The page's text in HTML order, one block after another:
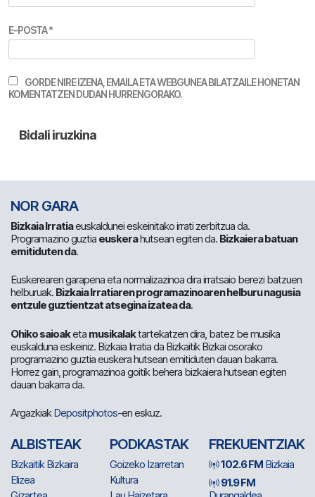
E-POSTA*
GORDE NIRE IZENA, EMAILA ETA WEBGUNEA BILATZAILE HONETAN
KOMENTATZEN DUDAN HURRENGORAKO.
NOR GARA
Bizkaia Irratiaeuskaldunei eskeinitako irrati zerbitzua da.
Programazino guztia euskerahutsean egiten da. Bizkaiera batuan
emitiduten da.
Euskerearen garapena eta normalizazinoa dira irratsaio berezi batzuen
helburuak. Bizkaia Irratiaren programazinoaren helburu nagusia
entzule guztientzat atsegina izatea da.
Ohiko saioaketa musikalaktartekatzen dira, batez be musika
euskalduna eskeiniz. Bizkaia Irratia da Bizkaitik Bizkai osorako
programazino guztia euskera hutsean emitiduten dauan bakarra.
Horrez gain, programazinoa goitik behera bizkaiera hutsean egiten
dauan bakarra da.
ArgazkiakDepositphotos-en eskuz.
ALBISTEAK
Bizkaitik Bizkaira
Elizea
PODKASTAK
Goizeko Izarretan
Kultura
FREKUENTZIAK
102.6 FM Bizkaia
91.9 FM